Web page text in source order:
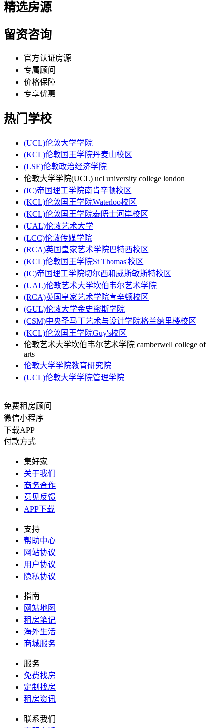
精选房源
留资咨询
官方认证房源
专属顾问
价格保障
专享优惠
热门学校
(UCL)伦敦大学学院
(KCL)伦敦国王学院丹麦山校区
(LSE)伦敦政治经济学院
伦敦大学学院(UCL) ucl university college london
(IC)帝国理工学院南肯辛顿校区
(KCL)伦敦国王学院Waterloo校区
(KCL)伦敦国王学院泰晤士河岸校区
(UAL)伦敦艺术大学
(LCC)伦敦传媒学院
(RCA)英国皇家艺术学院巴特西校区
(KCL)伦敦国王学院St Thomas'校区
(IC)帝国理工学院切尔西和威斯敏斯特校区
(UAL)伦敦艺术大学坎伯韦尔艺术学院
(RCA)英国皇家艺术学院肯辛顿校区
(GUL)伦敦大学金史密斯学院
(CSM)中央圣马丁艺术与设计学院格兰纳里楼校区
(KCL)伦敦国王学院Guy's校区
伦敦艺术大学坎伯韦尔艺术学院 camberwell college of
arts
伦敦大学学院教育研究院
(UCL)伦敦大学学院管理学院
免费租房顾问
微信小程序
下载APP
付款方式
集好家
关于我们
商务合作
意见反馈
APP下载
支持
帮助中心
网站协议
用户协议
隐私协议
指南
网站地图
租房笔记
海外生活
商城服务
服务
免费找房
定制找房
租房资讯
联系我们